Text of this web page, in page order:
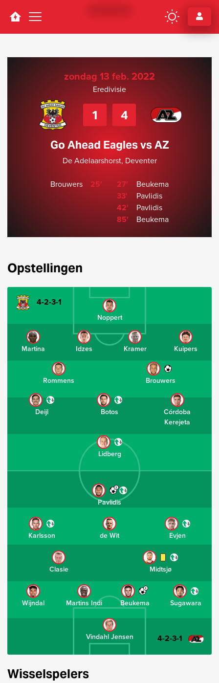
Navigation
zondag 13 feb. 2022
Eredivisie
1 4
Go Ahead Eagles vs AZ
De Adelaarshorst, Deventer
Brouwers 25' 27'
Beukema
33'
Pavlidis
42'
Pavlidis
85'
Beukema
Opstellingen
4-2-3-1
Noppert
Martina Idzes Kramer Kuipers
Rommens Brouwers
Deijl Botos
Córdoba
Kerejeta
Lidberg
Vindahl Jensen
Sugawara
2
Beukema
Martins Indi
Wijndal
Midtsjø
Clasie
Evjen
de Wit
Karlsson
2
Pavlidis
4-2-3-1
Wisselspelers